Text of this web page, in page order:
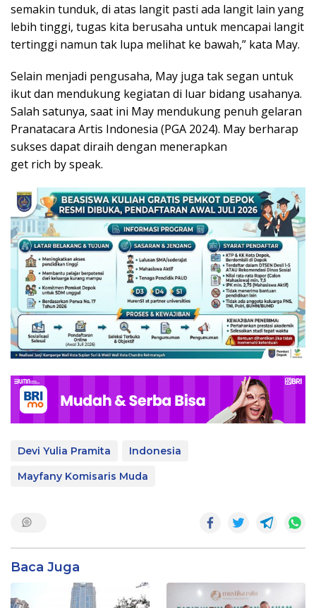
semakin tunduk, di atas langit pasti ada langit lain yang
lebih tinggi, tugas kita berusaha untuk mencapai langit
tertinggi namun tak lupa melihat ke bawah,” kata May.
Selain menjadi pengusaha, May juga tak segan untuk
ikut dan mendukung kegiatan di luar bidang usahanya.
Salah satunya, saat ini May mendukung penuh gelaran
Pranatacara Artis Indonesia (PGA 2024). May berharap
sukses dapat diraih dengan menerapkan
get rich by speak.
Devi Yulia Pramita
Indonesia
Mayfany Komisaris Muda
Baca Juga